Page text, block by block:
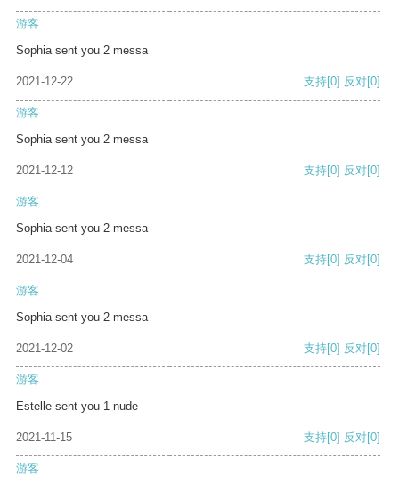
游客
Sophia sent you 2 messa
2021-12-22 支持[0] 反对[0]
游客
Sophia sent you 2 messa
2021-12-12 支持[0] 反对[0]
游客
Sophia sent you 2 messa
2021-12-04 支持[0] 反对[0]
游客
Sophia sent you 2 messa
2021-12-02 支持[0] 反对[0]
游客
Estelle sent you 1 nude
2021-11-15 支持[0] 反对[0]
游客